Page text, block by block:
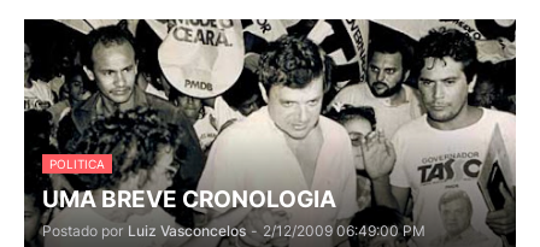
POLITICA
UMA BREVE CRONOLOGIA
Postado por Luiz Vasconcelos - 2/12/2009 06:49:00 PM